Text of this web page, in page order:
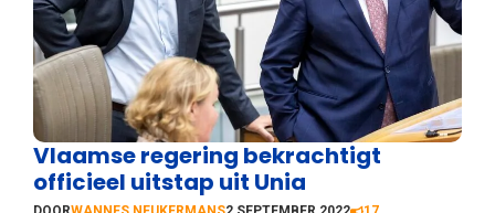
Vlaamse regering bekrachtigt
officieel uitstap uit Unia